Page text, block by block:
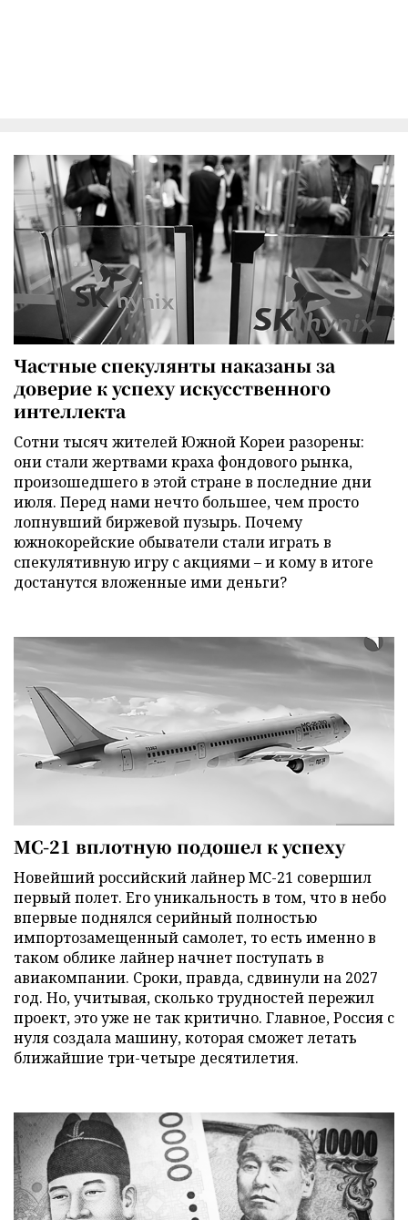
Частные спекулянты наказаны за
доверие к успеху искусственного
интеллекта
Сотни тысяч жителей Южной Кореи разорены:
они стали жертвами краха фондового рынка,
произошедшего в этой стране в последние дни
июля. Перед нами нечто большее, чем просто
лопнувший биржевой пузырь. Почему
южнокорейские обыватели стали играть в
спекулятивную игру с акциями – и кому в итоге
достанутся вложенные ими деньги?
МС-21 вплотную подошел к успеху
Новейший российский лайнер МС-21 совершил
первый полет. Его уникальность в том, что в небо
впервые поднялся серийный полностью
импортозамещенный самолет, то есть именно в
таком облике лайнер начнет поступать в
авиакомпании. Сроки, правда, сдвинули на 2027
год. Но, учитывая, сколько трудностей пережил
проект, это уже не так критично. Главное, Россия с
нуля создала машину, которая сможет летать
ближайшие три-четыре десятилетия.